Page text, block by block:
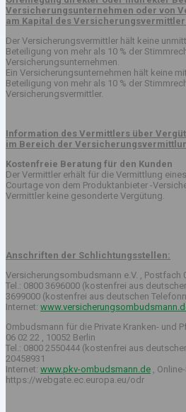
Versicherungsunternehmen oder von
am Kapital des
Der Versicherungsvermittler hält keine
Beteiligung von mehr als 10 % der
Versicherungsunternehmen.
Ein Versicherungsunternehmen hält keine
Beteiligung von mehr als 10 % der
Versicherungsvermittler.
Information des Vermittlers über
im Bereich der
Kostenfreie Beratung für den Kunden
Der Vermittler erhält für die Vermittlung
Courtage von dem Produktanbieter -
Vermittler keine gesonderte Vergütung.
Anschriften der Schlichtungsstellen:
Versicherungsombudsmann e.V. , Postfach
Tel.: 0800 3696000 (kostenfrei aus
3699000 (kostenfrei aus deutschen
Internet:
Ombudsmann für die Private Kranken- und
06 02 22 , 10052 Berlin
Tel.: 0800 2550444 (kostenfrei aus
20458931
Internet: www.pkv-ombudsmann.de ,
https://webgate.ec.europa.eu/odr